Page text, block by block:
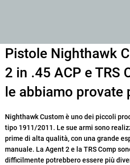
Pistole Nighthawk
2 in .45 ACP e TRS
le abbiamo provate
Nighthawk Custom è uno dei piccoli
tipo 1911/2011. Le sue armi sono
prime di alta qualità, con una grande
manuale. La Agent 2 e la TRS Comp
difficilmente potrebbero essere più